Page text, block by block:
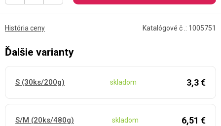
História ceny Katalógové č .: 1005751
Ďalšie varianty
S (30ks/200g) skladom 3,3 €
S/M (20ks/480g) skladom 6,51 €